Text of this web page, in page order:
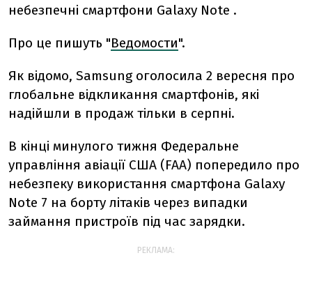
небезпечні смартфони Galaxy Note .
Про це пишуть "Ведомости".
Як відомо, Samsung оголосила 2 вересня про
глобальне відкликання смартфонів, які
надійшли в продаж тільки в серпні.
В кінці минулого тижня Федеральне
управління авіації США (FAA) попередило про
небезпеку використання смартфона Galaxy
Note 7 на борту літаків через випадки
займання пристроїв під час зарядки.
РЕКЛАМА: